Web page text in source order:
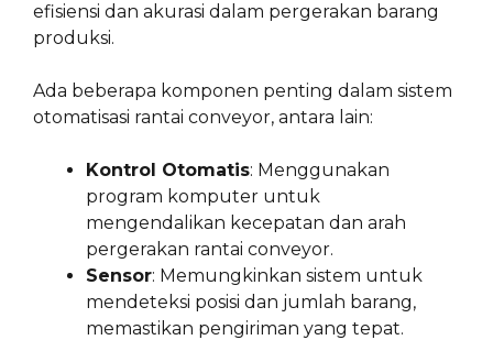
efisiensi dan akurasi dalam pergerakan barang
produksi.
Ada beberapa komponen penting dalam sistem
otomatisasi rantai conveyor, antara lain:
Kontrol Otomatis: Menggunakan
program komputer untuk
mengendalikan kecepatan dan arah
pergerakan rantai conveyor.
Sensor: Memungkinkan sistem untuk
mendeteksi posisi dan jumlah barang,
memastikan pengiriman yang tepat.